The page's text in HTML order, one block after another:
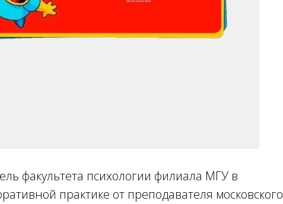
факультета психологии филиала МГУ в
практике от преподавателя московского